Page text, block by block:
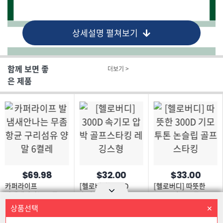
상세설명 펼쳐보기
함께 보면 좋
은 제품
더보기 >
$69.98
카퍼라이프
발냄새안나는 무좀
항균 구리섬유 양말
6켤레
$32.00
[헬로버디] 300D
속기모 압박
$33.00
[헬로버디] 따뜻한
300D 기모 투톤
상품을 선택하세요
상품선택